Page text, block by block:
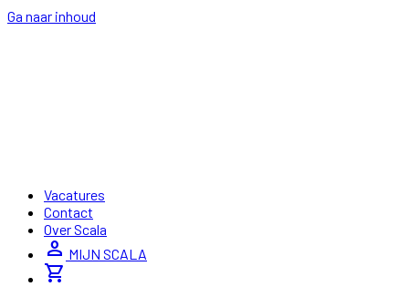
Ga naar inhoud
Vacatures
Contact
Over Scala
person MIJN SCALA
shopping_cart